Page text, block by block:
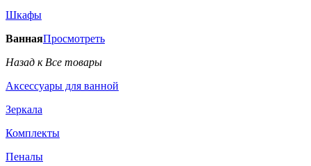
Шкафы
ВаннаяПросмотреть
Назад к Все товары
Аксессуары для ванной
Зеркала
Комплекты
Пеналы